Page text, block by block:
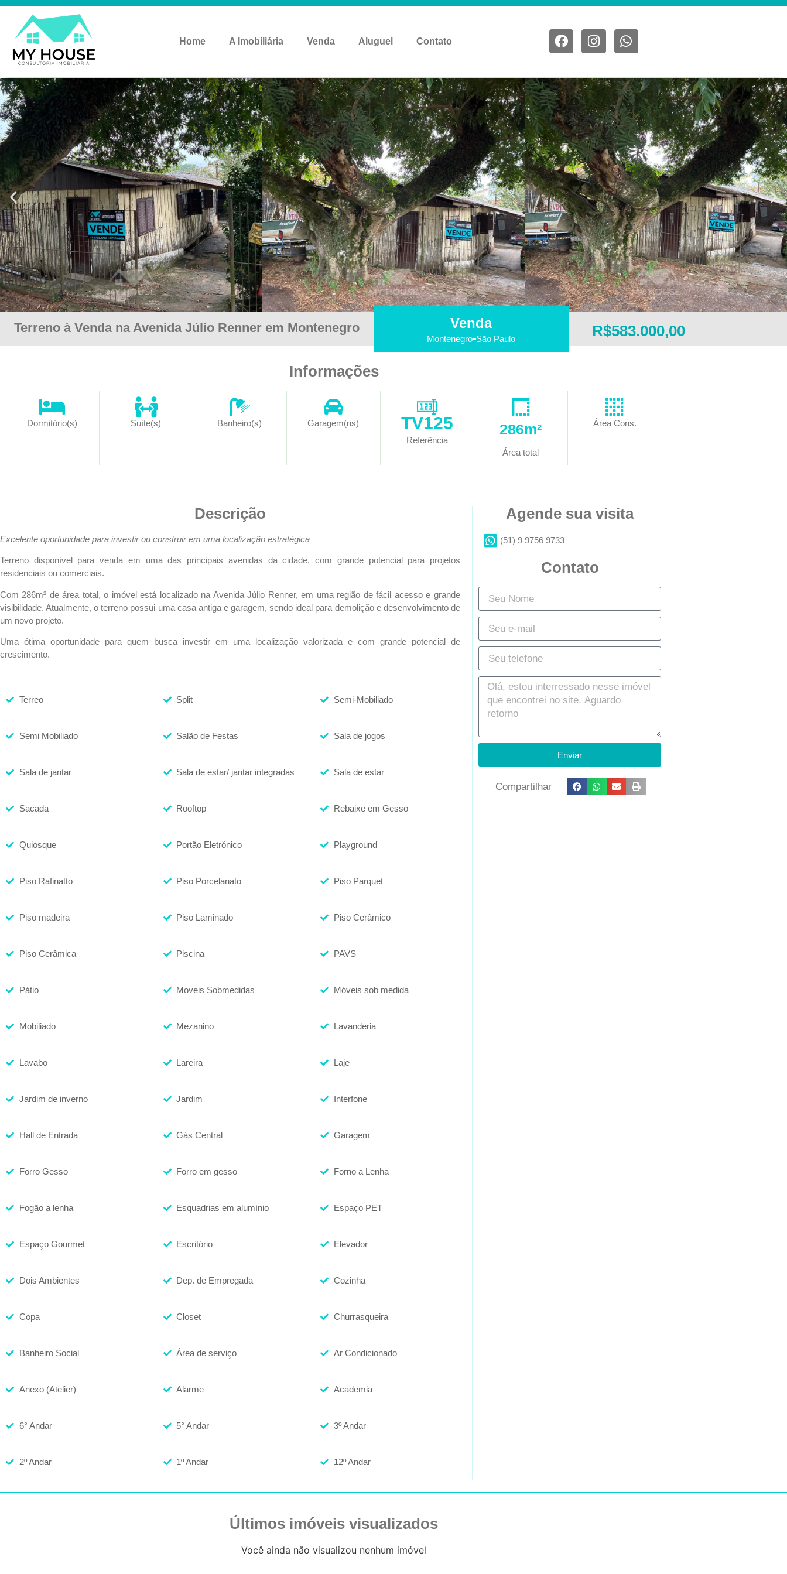
Home A Imobiliária Venda Aluguel Contato
Terreno à Venda na Avenida Júlio Renner em Montenegro Venda
Montenegro São Paulo R$583.000,00
Informações
Dormitório(s) Suíte(s) Banheiro(s) Garagem(ns) TV125
Referência
286m²
Área total
Área Cons.
Descrição
Excelente oportunidade para investir ou construir em uma localização estratégica
Terreno disponível para venda em uma das principais avenidas da cidade, com grande potencial para projetos
residenciais ou comerciais.
Com 286m² de área total, o imóvel está localizado na Avenida Júlio Renner, em uma região de fácil acesso e grande
visibilidade. Atualmente, o terreno possui uma casa antiga e garagem, sendo ideal para demolição e desenvolvimento de
um novo projeto.
Uma ótima oportunidade para quem busca investir em uma localização valorizada e com grande potencial de
crescimento.
Terreo Split Semi-Mobiliado
Semi Mobiliado Salão de Festas Sala de jogos
Sala de jantar Sala de estar/ jantar integradas Sala de estar
Sacada Rooftop Rebaixe em Gesso
Quiosque Portão Eletrónico Playground
Piso Rafinatto Piso Porcelanato Piso Parquet
Piso madeira Piso Laminado Piso Cerâmico
Piso Cerâmica Piscina PAVS
Pátio Moveis Sobmedidas Móveis sob medida
Mobiliado Mezanino Lavanderia
Lavabo Lareira Laje
Jardim de inverno Jardim Interfone
Hall de Entrada Gás Central Garagem
Forro Gesso Forro em gesso Forno a Lenha
Fogão a lenha Esquadrias em alumínio Espaço PET
Espaço Gourmet Escritório Elevador
Dois Ambientes Dep. de Empregada Cozinha
Copa Closet Churrasqueira
Banheiro Social Área de serviço Ar Condicionado
Anexo (Atelier) Alarme Academia
6° Andar 5° Andar 3º Andar
2º Andar 1º Andar 12º Andar
Agende sua visita
(51) 9 9756 9733
Contato
Enviar
Compartilhar
Últimos imóveis visualizados
Você ainda não visualizou nenhum imóvel